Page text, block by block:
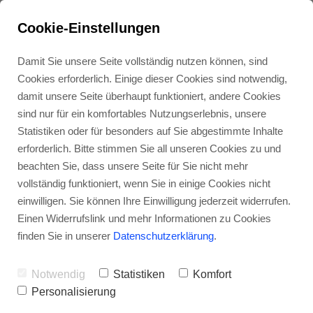
5 Lektionen von
Specter Berlin
Cookie-Einstellungen
Damit Sie unsere Seite vollständig nutzen können, sind
Cookies erforderlich. Einige dieser Cookies sind notwendig,
damit unsere Seite überhaupt funktioniert, andere Cookies
sind nur für ein komfortables Nutzungserlebnis, unsere
Statistiken oder für besonders auf Sie abgestimmte Inhalte
erforderlich. Bitte stimmen Sie all unseren Cookies zu und
beachten Sie, dass unsere Seite für Sie nicht mehr
vollständig funktioniert, wenn Sie in einige Cookies nicht
einwilligen. Sie können Ihre Einwilligung jederzeit widerrufen.
Einen Widerrufslink und mehr Informationen zu Cookies
finden Sie in unserer Datenschutzerklärung.
Notwendig Statistiken
Komfort
Personalisierung